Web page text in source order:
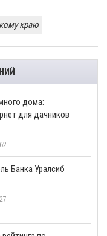
краю
дома:
для дачников
Банка Уралсиб